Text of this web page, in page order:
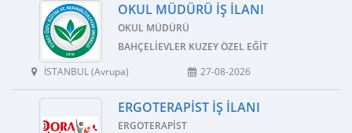
OKUL MÜDÜRÜ İŞ İLANI
OKUL MÜDÜRÜ
BAHÇELIEVLER KUZEY ÖZEL EĞITIM VE
İSTANBUL (Avrupa)
27-08-2026
ERGOTERAPIST İŞ İLANI
ERGOTERAPIST